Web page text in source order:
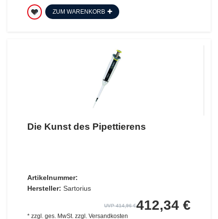
ZUM WARENKORB
Die Kunst des Pipettierens
Artikelnummer:
Hersteller: Sartorius
UVP 414,96 €412,34 €
* zzgl. ges. MwSt. zzgl. Versandkosten